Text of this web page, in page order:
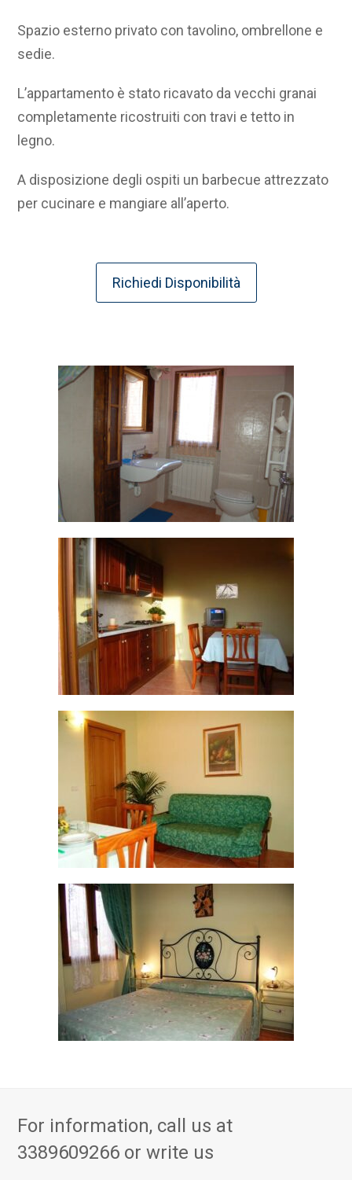
Spazio esterno privato con tavolino, ombrellone e
sedie.
L’appartamento è stato ricavato da vecchi granai
completamente ricostruiti con travi e tetto in
legno.
A disposizione degli ospiti un barbecue attrezzato
per cucinare e mangiare all’aperto.
Richiedi Disponibilità
For information, call us at
3389609266 or write us